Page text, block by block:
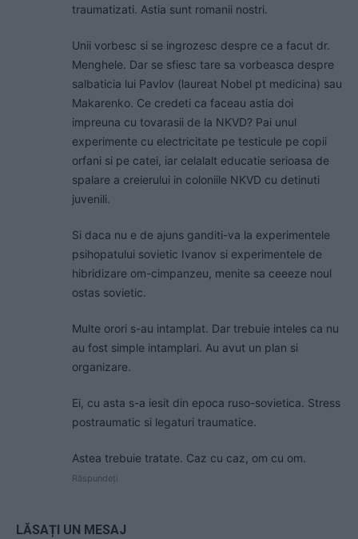
traumatizati. Astia sunt romanii nostri.
Unii vorbesc si se ingrozesc despre ce a facut dr.
Menghele. Dar se sfiesc tare sa vorbeasca despre
salbaticia lui Pavlov (laureat Nobel pt medicina) sau
Makarenko. Ce credeti ca faceau astia doi
impreuna cu tovarasii de la NKVD? Pai unul
experimente cu electricitate pe testicule pe copii
orfani si pe catei, iar celalalt educatie serioasa de
spalare a creierului in coloniile NKVD cu detinuti
juvenili.
Si daca nu e de ajuns ganditi-va la experimentele
psihopatului sovietic Ivanov si experimentele de
hibridizare om-cimpanzeu, menite sa ceeeze noul
ostas sovietic.
Multe orori s-au intamplat. Dar trebuie inteles ca nu
au fost simple intamplari. Au avut un plan si
organizare.
Ei, cu asta s-a iesit din epoca ruso-sovietica. Stress
postraumatic si legaturi traumatice.
Astea trebuie tratate. Caz cu caz, om cu om.
Răspundeți
LĂSAȚI UN MESAJ